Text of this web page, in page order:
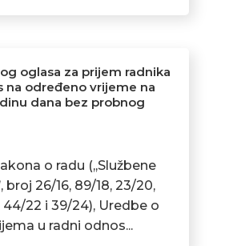
oglasa za prijem radnika
na određeno vrijeme na
dana bez probnog
o radu (,,Službene
broj 26/16, 89/18, 23/20,
44/22 i 39/24), Uredbe o
u radni odnos...